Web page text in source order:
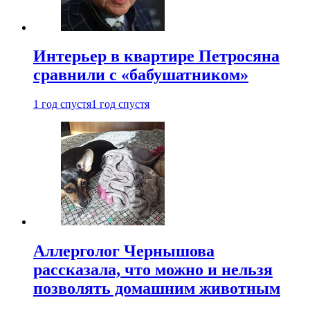
Интерьер в квартире Петросяна
сравнили с «бабушатником»
1 год спустя1 год спустя
Аллерголог Чернышова
рассказала, что можно и нельзя
позволять домашним животным